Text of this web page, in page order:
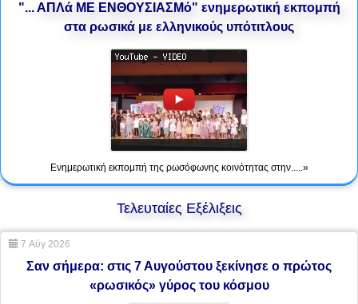
"... ΑΠΛά ΜΕ ΕΝΘΟΥΣΙΑΣΜό" ενημερωτική εκπομπή
στα ρωσικά με ελληνικούς υπότιτλους
Ενημερωτική εκπομπή της ρωσόφωνης κοινότητας στην.....»
Τελευταίες Εξέλιξεις
7 Αύγ 2026
Σαν σήμερα: στις 7 Αυγούστου ξεκίνησε ο πρώτος
«ρωσικός» γύρος του κόσμου